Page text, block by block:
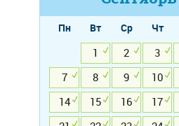
Пн Вт Ср Чт
1
2 3
7
8 9 10
14
15 16 17